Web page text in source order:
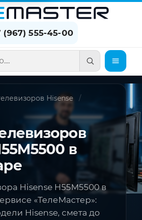
(967) 555-45-00
Hisense
в
Hisense H55M5500 в
«ТелеМастер»:
Hisense, смета до